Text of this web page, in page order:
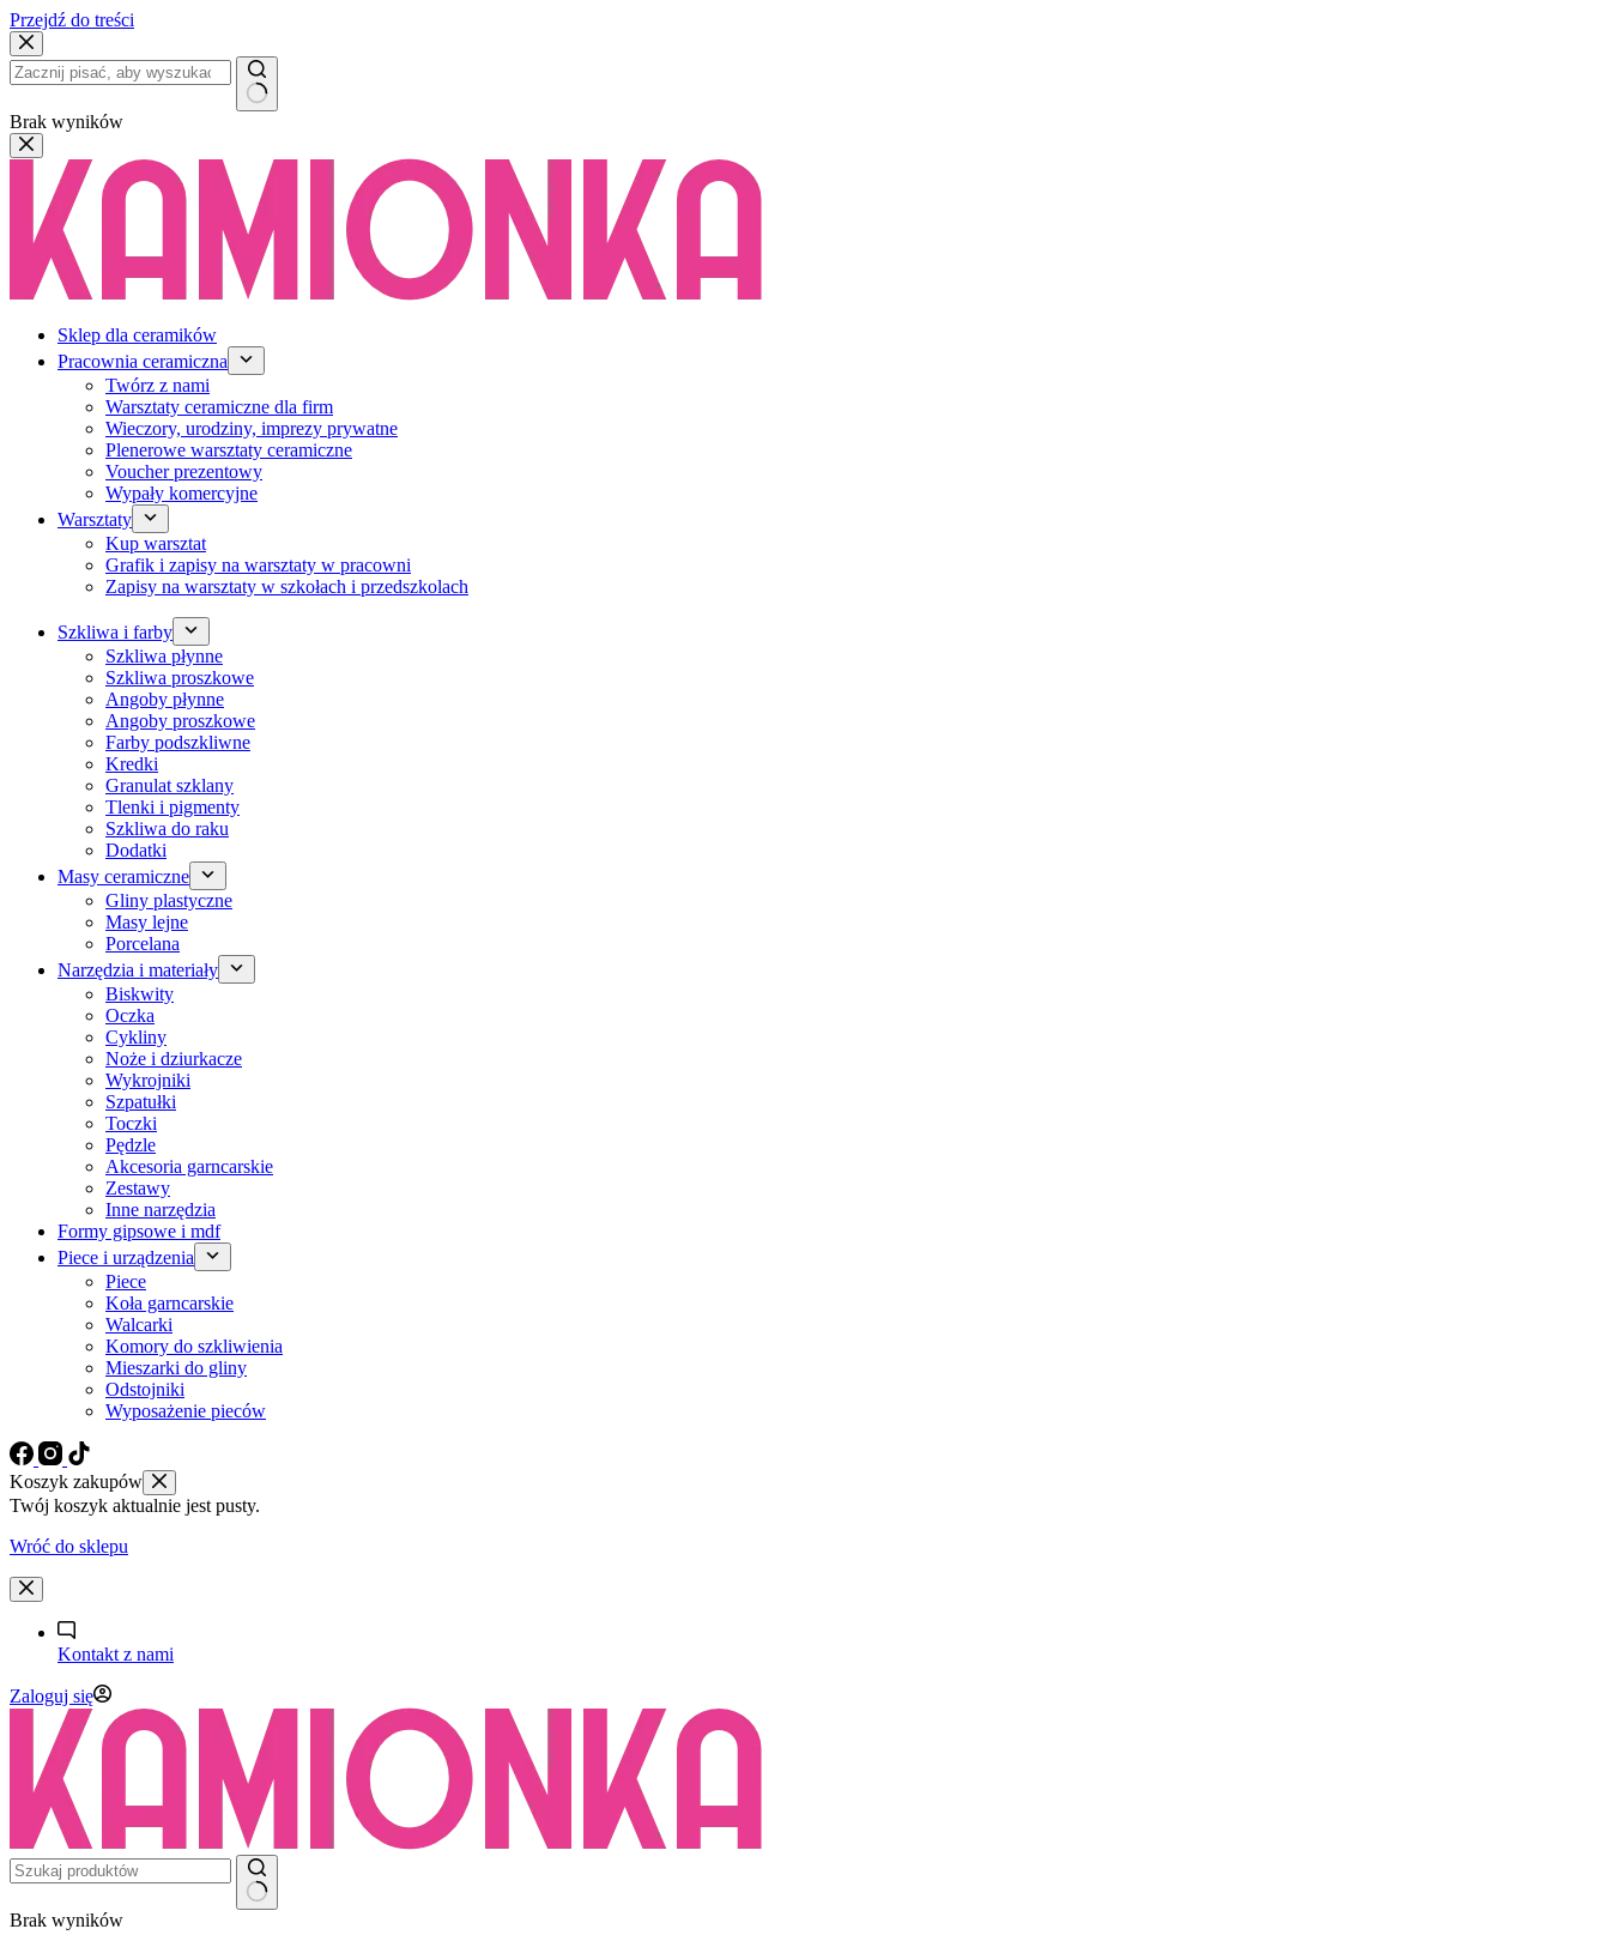
Przejdź do treści
Brak wyników
Sklep dla ceramików
Pracownia ceramiczna
Twórz z nami
Warsztaty ceramiczne dla firm
Wieczory, urodziny, imprezy prywatne
Plenerowe warsztaty ceramiczne
Voucher prezentowy
Wypały komercyjne
Warsztaty
Kup warsztat
Grafik i zapisy na warsztaty w pracowni
Zapisy na warsztaty w szkołach i przedszkolach
Szkliwa i farby
Szkliwa płynne
Szkliwa proszkowe
Angoby płynne
Angoby proszkowe
Farby podszkliwne
Kredki
Granulat szklany
Tlenki i pigmenty
Szkliwa do raku
Dodatki
Masy ceramiczne
Gliny plastyczne
Masy lejne
Porcelana
Narzędzia i materiały
Biskwity
Oczka
Cykliny
Noże i dziurkacze
Wykrojniki
Szpatułki
Toczki
Pędzle
Akcesoria garncarskie
Zestawy
Inne narzędzia
Formy gipsowe i mdf
Piece i urządzenia
Piece
Koła garncarskie
Walcarki
Komory do szkliwienia
Mieszarki do gliny
Odstojniki
Wyposażenie pieców
Koszyk zakupów
Twój koszyk aktualnie jest pusty.
Wróć do sklepu
Kontakt z nami
Zaloguj się
Brak wyników